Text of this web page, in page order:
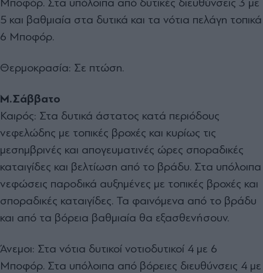
5 και βαθμιαία στα δυτικά και τα νότια πελάγη τοπικά
6 Μποφόρ.
Θερμοκρασία: Σε πτώση.
Μ.Σάββατο
Καιρός: Στα δυτικά άστατος κατά περιόδους
νεφελώδης με τοπικές βροχές και κυρίως τις
μεσημβρινές και απογευματινές ώρες σποραδικές
καταιγίδες και βελτίωση από το βράδυ. Στα υπόλοιπα
νεφώσεις παροδικά αυξημένες με τοπικές βροχές και
σποραδικές καταιγίδες. Τα φαινόμενα από το βράδυ
και από τα βόρεια βαθμιαία θα εξασθενήσουν.
Άνεμοι: Στα νότια δυτικοί νοτιοδυτικοί 4 με 6
Μποφόρ. Στα υπόλοιπα από βόρειες διευθύνσεις 4 με